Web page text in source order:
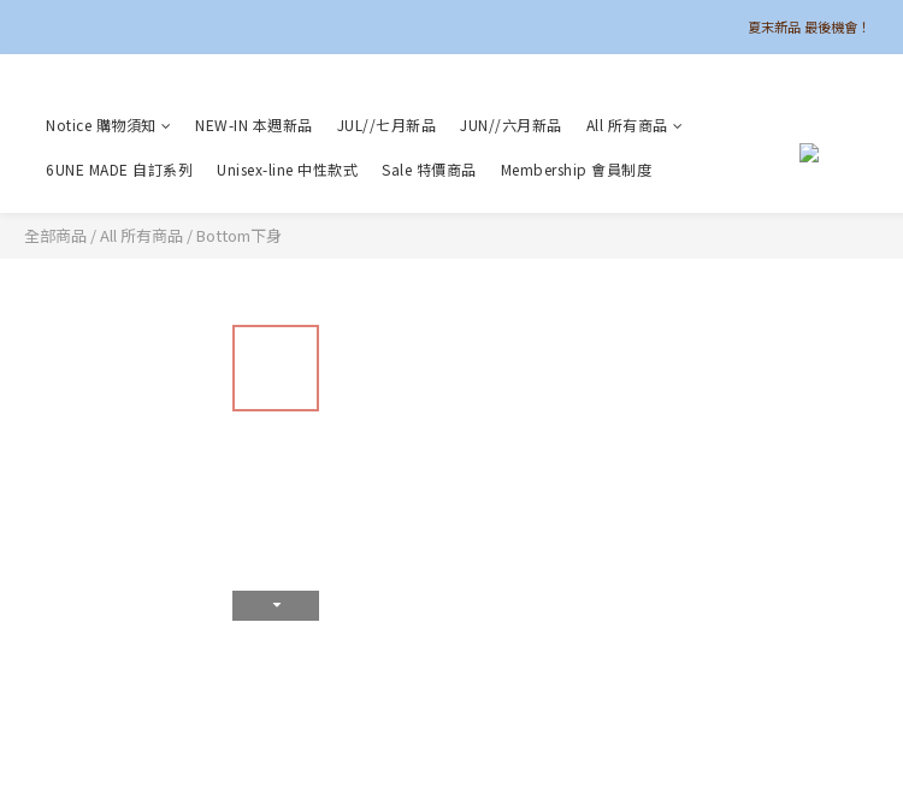
夏末新品 最後機會！
夏末新品 最後機會！
Notice 購物須知 NEW-IN 本週新品 JUL//七月新品 JUN//六月新品 All 所有商品
6UNE MADE 自訂系列 Unisex-line 中性款式 Sale 特價商品 Membership 會員制度
全部商品 /All 所有商品 / Bottom下身